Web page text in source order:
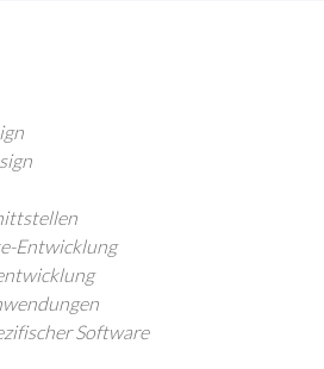
Entwicklung
Software